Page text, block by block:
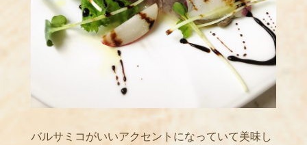
バルサミコがいいアクセントになっていて美味し